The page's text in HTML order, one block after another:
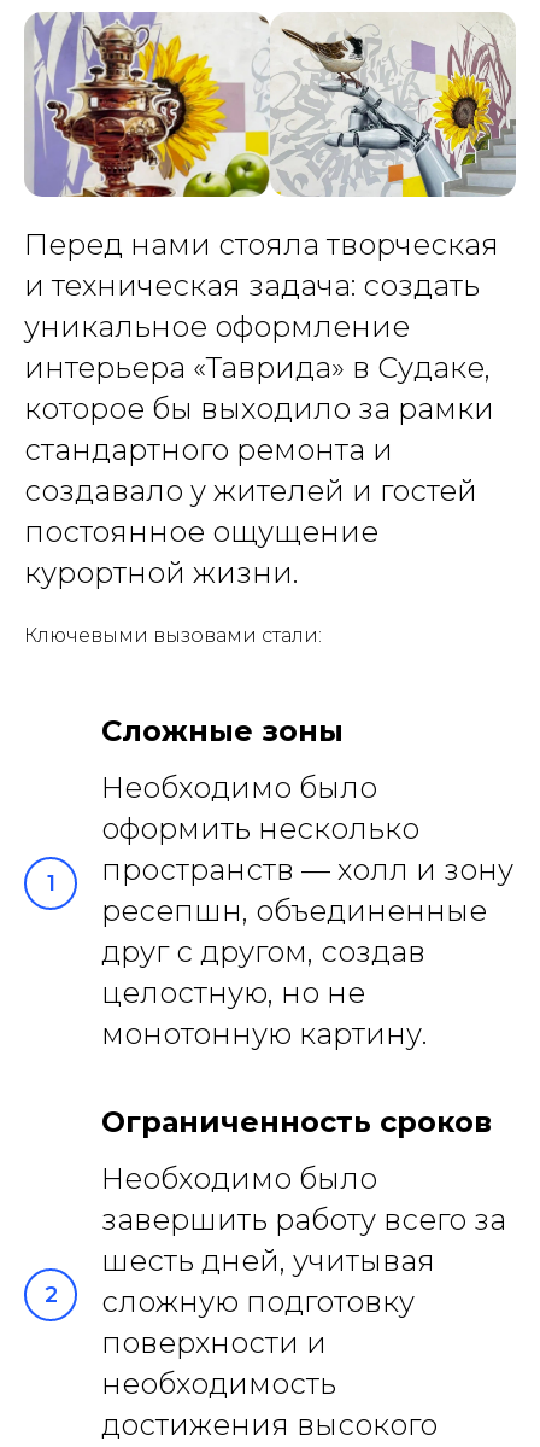
Перед нами стояла творческая
и техническая задача: создать
уникальное оформление
интерьера «Таврида» в Судаке,
которое бы выходило за рамки
стандартного ремонта и
создавало у жителей и гостей
постоянное ощущение
курортной жизни.
Ключевыми вызовами стали:
Сложные зоны
Необходимо было
оформить несколько
пространств — холл и зону
ресепшн, объединенные
друг с другом, создав
целостную, но не
монотонную картину.
Ограниченность сроков
Необходимо было
завершить работу всего за
шесть дней, учитывая
сложную подготовку
поверхности и
необходимость
достижения высокого